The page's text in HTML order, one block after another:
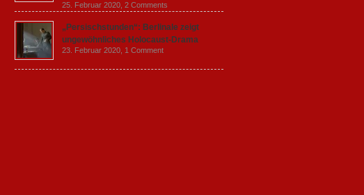
25. Februar 2020, 2 Comments
„Persischstunden“: Berlinale zeigt
ungewöhnliches Holocaust-Drama
23. Februar 2020, 1 Comment